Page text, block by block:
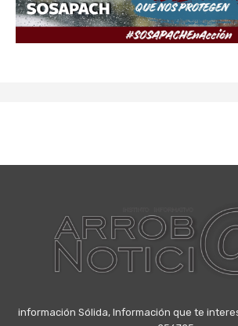
información Sólida, Información que te